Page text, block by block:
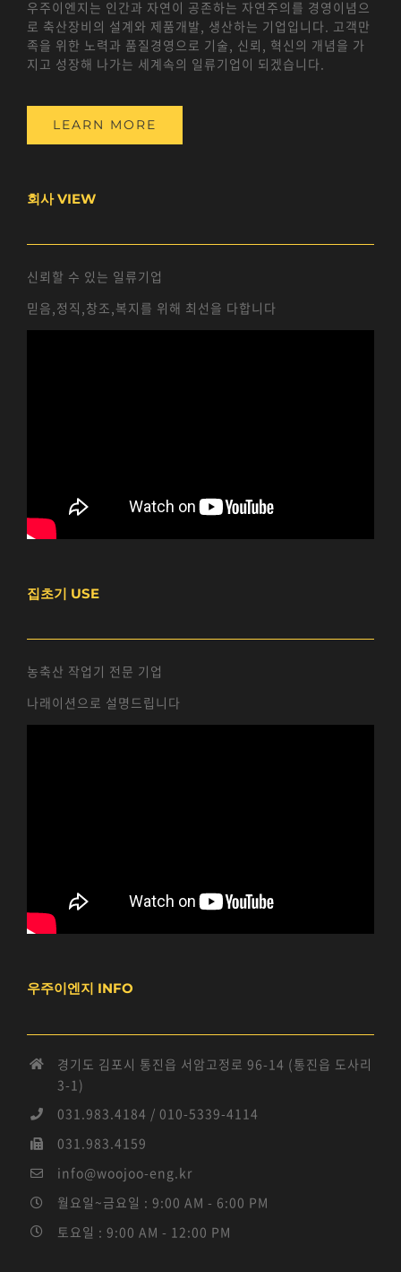
우주이엔지는 인간과 자연이 공존하는 자연주의를 경영이념으
로 축산장비의 설계와 제품개발, 생산하는 기업입니다. 고객만
족을 위한 노력과 품질경영으로 기술, 신뢰, 혁신의 개념을 가
지고 성장해 나가는 세계속의 일류기업이 되겠습니다.
LEARN MORE
회사 VIEW
신뢰할 수 있는 일류기업
믿음,정직,창조,복지를 위해 최선을 다합니다
집초기 USE
농축산 작업기 전문 기업
나래이션으로 설명드립니다
우주이엔지 INFO
경기도 김포시 통진읍 서암고정로 96-14 (통진읍 도사리
3-1)
031.983.4184 / 010-5339-4114
031.983.4159
info@woojoo-eng.kr
월요일~금요일 : 9:00 AM - 6:00 PM
토요일 : 9:00 AM - 12:00 PM